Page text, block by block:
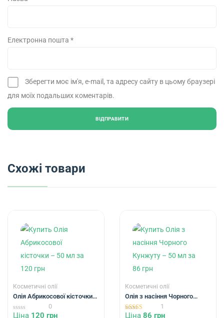
Електронна пошта *
Зберегти моє ім'я, e-mail, та адресу сайту в цьому браузері
для моїх подальших коментарів.
Схожі товари
Косметичні олії
Олія Абрикосової кісточки –
0
0
Ціна 120 грн
Косметичні олії
Олія з насіння Чорного
Кунжуту – 50 мл
5.00
1
Ціна 86 грн